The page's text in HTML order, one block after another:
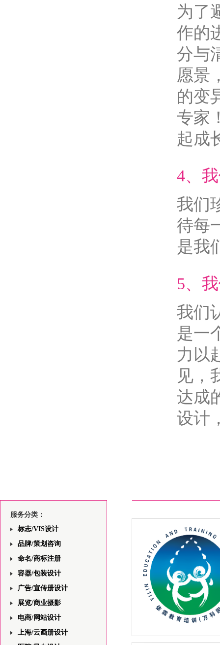
为了
作的
分与
愿景
的变
专家
起成
4、
我们
待每
是我
5、
我们
是一
力以
见，
达成
设计
服务分类：
标志/VIS设计
品牌/策划咨询
命名/商标注册
容器/包装设计
广告/宣传册设计
展览/商业摄影
电商/网站设计
上海/云画册设计